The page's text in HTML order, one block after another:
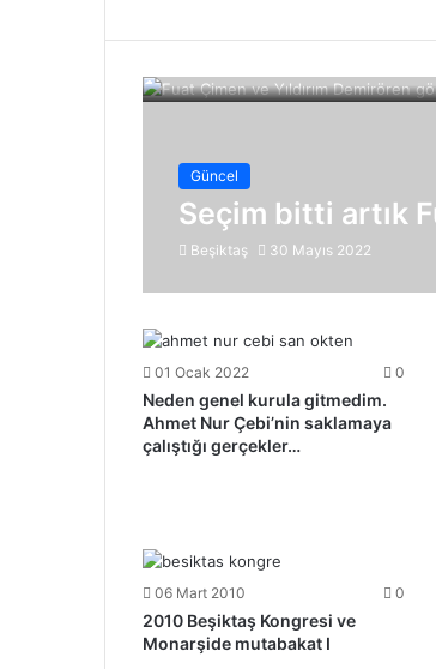
Güncel
Seçim bitti artık
Beşiktaş 30 Mayıs 2022
01 Ocak 2022 0
Neden genel kurula gitmedim.
Ahmet Nur Çebi’nin saklamaya
çalıştığı gerçekler…
06 Mart 2010 0
2010 Beşiktaş Kongresi ve
Monarşide mutabakat I